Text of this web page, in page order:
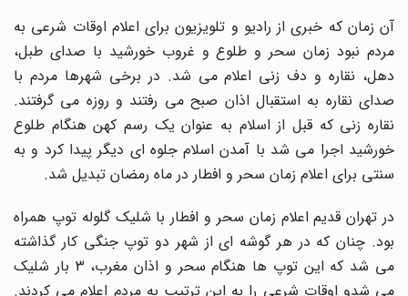
آن زمان که خبری از رادیو و تلویزیون برای اعلام اوقات شرعی به
مردم نبود زمان سحر و طلوع و غروب خورشید با صدای طبل،
دهل، نقاره و دف زنی اعلام می شد. در برخی شهرها مردم با
صدای نقاره به استقبال اذان صبح می رفتند و روزه می گرفتند.
نقاره زنی که قبل از اسلام به عنوان یک رسم کهن هنگام طلوع
خورشید اجرا می شد با آمدن اسلام جلوه ای دیگر پیدا کرد و به
سنتی برای اعلام زمان سحر و افطار در ماه رمضان تبدیل شد.
در تهران قدیم اعلام زمان سحر و افطار با شلیک گلوله توپ همراه
بود. چنان که در هر گوشه ای از شهر دو توپ جنگی کار گذاشته
می شد که این توپ ها هنگام سحر و اذان مغرب، 3 بار شلیک
می شدو اوقات شرعی را به این ترتیب به مردم اعلام می کردند.